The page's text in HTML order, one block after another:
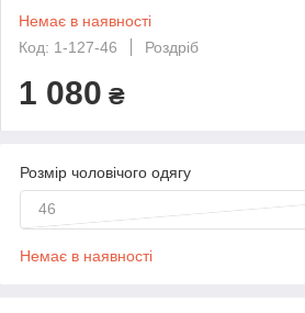
Немає в наявності
Код: 1-127-46
Роздріб
1 080 ₴
Розмір чоловічого одягу
46
Немає в наявності